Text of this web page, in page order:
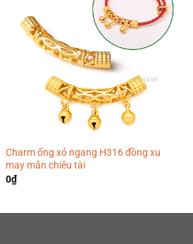
Charm ống xỏ ngang H316 đồng xu
may mắn chiêu tài
0₫